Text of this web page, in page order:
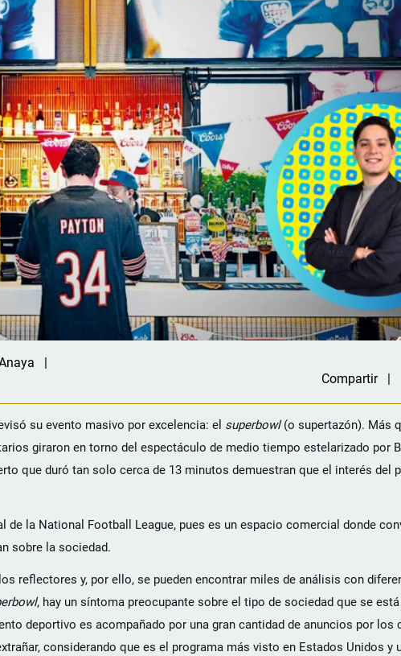
Compartir
su evento masivo por excelencia: el superbowl(o supertazón). Más
giraron en torno del espectáculo de medio tiempo estelarizado por
que duró tan solo cerca de 13 minutos demuestran que el interés del
la National Football League, pues es un espacio comercial donde
sobre la sociedad.
reflectores y, por ello, se pueden encontrar miles de análisis con
, hay un síntoma preocupante sobre el tipo de sociedad que se
deportivo es acompañado por una gran cantidad de anuncios por los
considerando que es el programa más visto en Estados Unidos y